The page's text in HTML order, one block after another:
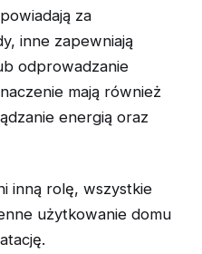
za
inne zapewniają
odprowadzanie
mają również
energią oraz
inną rolę, wszystkie
użytkowanie domu